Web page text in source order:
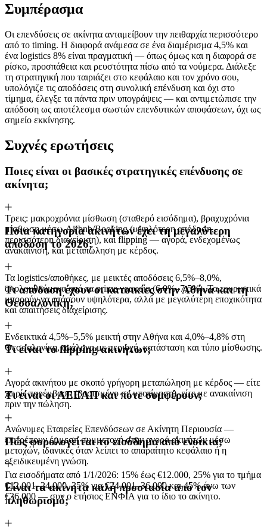
Συμπέρασμα
Οι επενδύσεις σε ακίνητα ανταμείβουν την πειθαρχία περισσότερο
από το timing. Η διαφορά ανάμεσα σε ένα διαμέρισμα 4,5% και
ένα logistics 8% είναι πραγματική — όπως όμως και η διαφορά σε
ρίσκο, προσπάθεια και ρευστότητα πίσω από τα νούμερα. Διάλεξε
τη στρατηγική που ταιριάζει στο κεφάλαιο και τον χρόνο σου,
υπολόγιζε τις αποδόσεις στη συνολική επένδυση και όχι στο
τίμημα, έλεγξε τα πάντα πριν υπογράψεις — και αντιμετώπισε την
απόδοση ως αποτέλεσμα σωστών επενδυτικών αποφάσεων, όχι ως
σημείο εκκίνησης.
Συχνές ερωτήσεις
Ποιες είναι οι βασικές στρατηγικές επένδυσης σε
ακίνητα;
Τρεις: μακροχρόνια μίσθωση (σταθερό εισόδημα), βραχυχρόνια
μίσθωση μέσω Airbnb/Booking (υψηλότερη απόδοση,
περισσότερη διαχείριση), και flipping — αγορά, ενδεχομένως
ανακαίνιση, και μεταπώληση με κέρδος.
Ποια κατηγορία ακινήτων έχει τη μεγαλύτερη
απόδοση το 2026;
Τα logistics/αποθήκες, με μεικτές αποδόσεις 6,5%–8,0%,
ακολουθούμενα από τα prime γραφεία (6,0%–7,5%). Τα τουριστικά
μπορούν να φτάσουν υψηλότερα, αλλά με μεγαλύτερη εποχικότητα
και απαιτήσεις διαχείρισης.
Τι απόδοση έχουν οι κατοικίες στην Αθήνα και τη
Θεσσαλονίκη;
Ενδεικτικά 4,5%–5,5% μεικτή στην Αθήνα και 4,0%–4,8% στη
Θεσσαλονίκη, ανάλογα με περιοχή, κατάσταση και τύπο μίσθωσης.
Τι είναι το flipping ακινήτων;
Αγορά ακινήτου με σκοπό γρήγορη μεταπώληση με κέρδος — είτε
χωρίς παρέμβαση (βασισμένο σε υποτίμηση), είτε με ανακαίνιση
πριν την πώληση.
Τι είναι οι ΑΕΕΑΠ και πότε συμφέρουν;
Ανώνυμες Εταιρείες Επενδύσεων σε Ακίνητη Περιουσία —
επιτρέπουν έμμεση συμμετοχή στην αγορά ακινήτων μέσω
μετοχών, ιδανικές όταν λείπει το απαραίτητο κεφάλαιο ή η
εξειδικευμένη γνώση.
Πώς φορολογείται το εισόδημα από ενοίκια;
Για εισοδήματα από 1/1/2026: 15% έως €12.000, 25% για το τμήμα
€12.001–24.000, 35% για €24.001–36.000 και 45% άνω των
€36.000 — συν ο ετήσιος ΕΝΦΙΑ για το ίδιο το ακίνητο.
Είναι τα ακίνητα καλή προστασία από τον
πληθωρισμό;